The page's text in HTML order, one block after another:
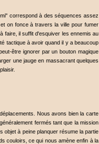
correspond à des séquences assez
on fonce à travers la ville pour fumer
faire, il suffit d'esquiver les ennemis au
tactique à avoir quand il y a beaucoup
être ignorer par un bouton magique
une jauge en massacrant quelques
Nous avons bien la carte
fermés tant que la mission
objet à peine planquer résume la partie
couloirs, ce qui nous amène enfin à la